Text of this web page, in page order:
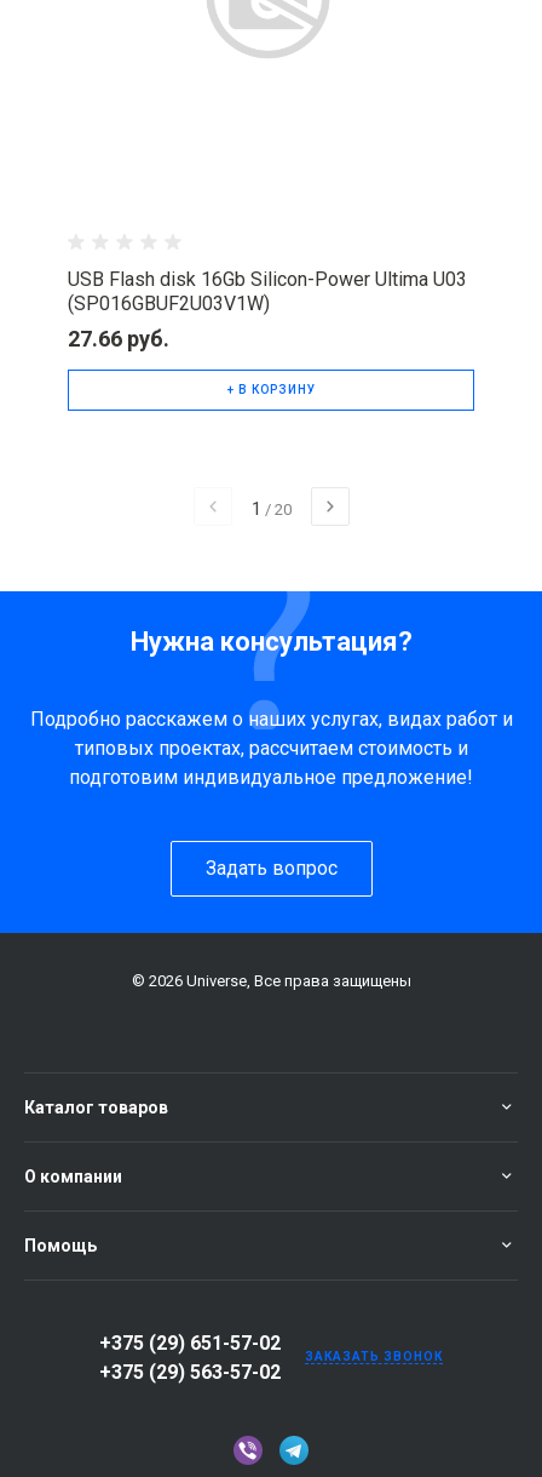
USB Flash disk 16Gb Silicon-Power Ultima U03
(SP016GBUF2U03V1W)
27.66 руб.
+ В КОРЗИНУ
1 / 20
Нужна консультация?
Подробно расскажем о наших услугах, видах работ и
типовых проектах, рассчитаем стоимость и
подготовим индивидуальное предложение!
Задать вопрос
© 2026 Universe, Все права защищены
Каталог товаров
О компании
Помощь
+375 (29) 651-57-02
+375 (29) 563-57-02
ЗАКАЗАТЬ ЗВОНОК